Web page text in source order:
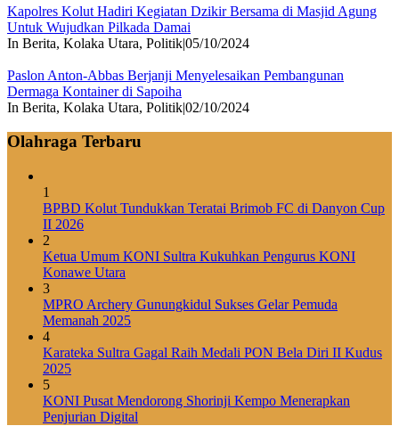
Kapolres Kolut Hadiri Kegiatan Dzikir Bersama di Masjid Agung
Untuk Wujudkan Pilkada Damai
In Berita, Kolaka Utara, Politik|05/10/2024
Paslon Anton-Abbas Berjanji Menyelesaikan Pembangunan
Dermaga Kontainer di Sapoiha
In Berita, Kolaka Utara, Politik|02/10/2024
Olahraga Terbaru
1
BPBD Kolut Tundukkan Teratai Brimob FC di Danyon Cup
II 2026
2
Ketua Umum KONI Sultra Kukuhkan Pengurus KONI
Konawe Utara
3
MPRO Archery Gunungkidul Sukses Gelar Pemuda
Memanah 2025
4
Karateka Sultra Gagal Raih Medali PON Bela Diri II Kudus
2025
5
KONI Pusat Mendorong Shorinji Kempo Menerapkan
Penjurian Digital